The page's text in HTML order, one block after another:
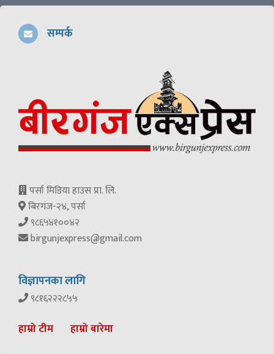
सम्पर्क
पर्सा मिडिया हाउस प्रा. लि.
बिरगंज-२४, पर्सा
९८६५४१००४२
birgunjexpress@gmail.com
विज्ञापनका लागि
९८१६२२२८५५
हाम्रो टीम हाम्रो बारेमा